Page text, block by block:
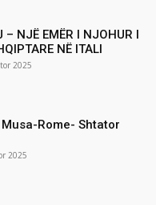
– NJË EMËR I NJOHUR I
NË ITALI
2025
Rome- Shtator
2025